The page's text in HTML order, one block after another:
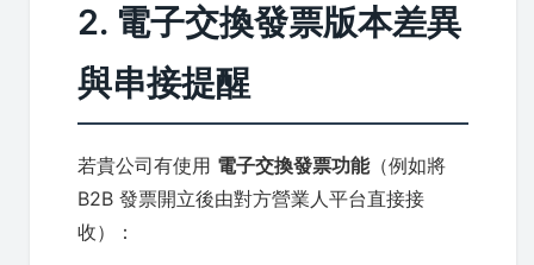
2. 電子交換發票版本差異
與串接提醒
若貴公司有使用 電子交換發票功能（例如將
B2B 發票開立後由對方營業人平台直接接
收）：